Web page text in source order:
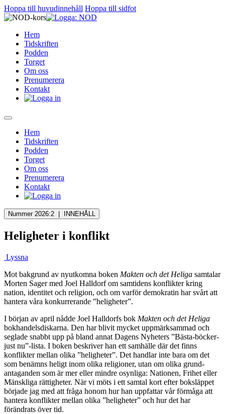
Hoppa till huvudinnehåll Hoppa till sidfot
Hem
Tidskriften
Podden
Torget
Om oss
Prenumerera
Kontakt
Hem
Tidskriften
Podden
Torget
Om oss
Prenumerera
Kontakt
Nummer 2026:2 | INNEHÅLL
Heligheter i konflikt
Lyssna
Mot bakgrund av nyutkomna boken Makten och det Heliga samtalar
Morten Sager med Joel Halldorf om samtidens konflikter kring
nation, identitet och religion, och om varför demokratin har svårt att
hantera våra konkurrerande ”heligheter”.
I början av april nådde Joel Halldorfs bok Makten och det Heliga
bokhandelsdiskarna. Den har blivit mycket uppmärksammad och
seglade snabbt upp på bland annat Dagens Nyheters ”Bästa-böcker-
just nu”-lista. I boken beskriver han ett samhälle där det finns
konflikter mellan olika ”heligheter”. Det handlar inte bara om det
som benämns heligt inom olika religioner, utan om olika grund­
antaganden som är mer eller mindre osynliga: Nationen, Frihet eller
Mänskliga rättigheter. När vi möts i ett samtal kort efter boksläppet
började jag med att fråga honom hur han uppfattar vår förmåga att
hantera konflikter mellan olika ”heligheter” och hur det har
förändrats över tid.